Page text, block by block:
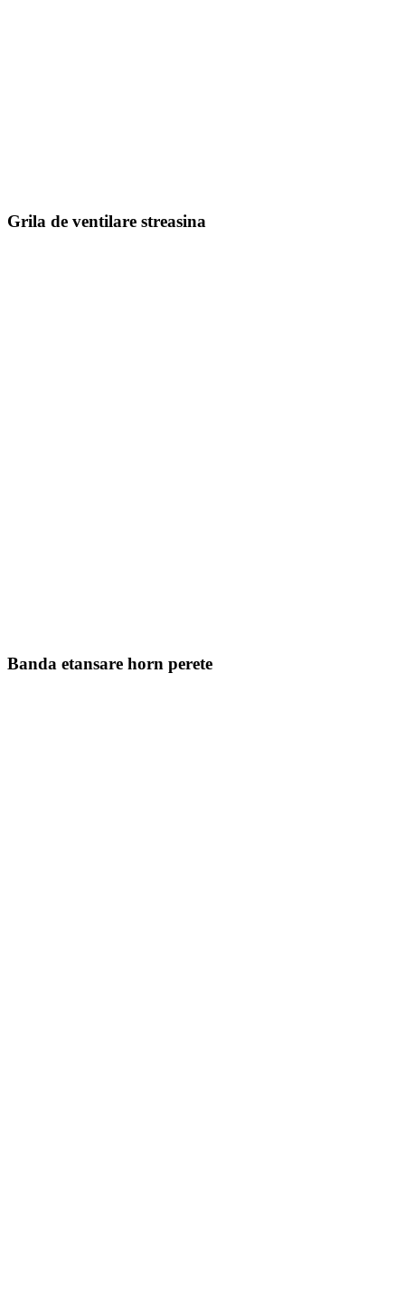
Grila de ventilare streasina
Banda etansare horn perete